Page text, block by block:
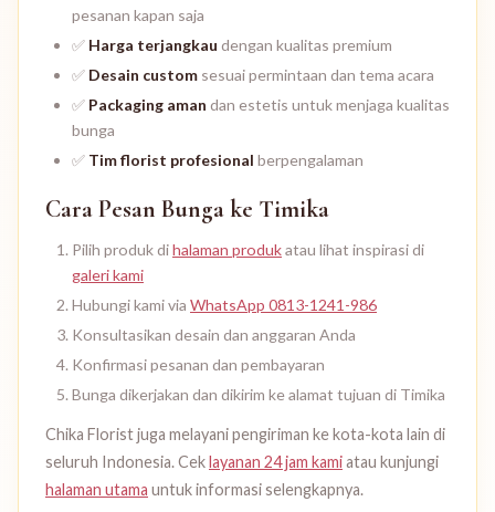
pesanan kapan saja
✅ Harga terjangkau dengan kualitas premium
✅ Desain custom sesuai permintaan dan tema acara
✅ Packaging aman dan estetis untuk menjaga kualitas
bunga
✅ Tim florist profesional berpengalaman
Cara Pesan Bunga ke Timika
Pilih produk dihalaman produkatau lihat inspirasi di
galeri kami
Hubungi kami via WhatsApp 0813-1241-986
Konsultasikan desain dan anggaran Anda
Konfirmasi pesanan dan pembayaran
Bunga dikerjakan dan dikirim ke alamat tujuan di Timika
Chika Florist juga melayani pengiriman ke kota-kota lain di
seluruh Indonesia. Ceklayanan 24 jam kamiatau kunjungi
halaman utama untuk informasi selengkapnya.